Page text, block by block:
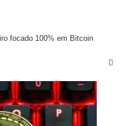
focado 100% em Bitcoin